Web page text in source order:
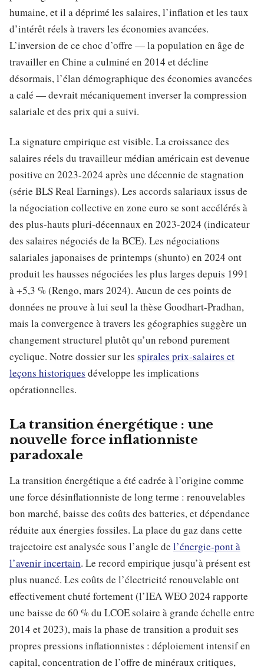
humaine, et il a déprimé les salaires, l’inflation et les taux
d’intérêt réels à travers les économies avancées.
L’inversion de ce choc d’offre — la population en âge de
travailler en Chine a culminé en 2014 et décline
désormais, l’élan démographique des économies avancées
a calé — devrait mécaniquement inverser la compression
salariale et des prix qui a suivi.
La signature empirique est visible. La croissance des
salaires réels du travailleur médian américain est devenue
positive en 2023-2024 après une décennie de stagnation
(série BLS Real Earnings). Les accords salariaux issus de
la négociation collective en zone euro se sont accélérés à
des plus-hauts pluri-décennaux en 2023-2024 (indicateur
des salaires négociés de la BCE). Les négociations
salariales japonaises de printemps (shunto) en 2024 ont
produit les hausses négociées les plus larges depuis 1991
à +5,3 % (Rengo, mars 2024). Aucun de ces points de
données ne prouve à lui seul la thèse Goodhart-Pradhan,
mais la convergence à travers les géographies suggère un
changement structurel plutôt qu’un rebond purement
cyclique. Notre dossier sur les spirales prix-salaires et
leçons historiques développe les implications
opérationnelles.
La transition énergétique : une
nouvelle force inflationniste
paradoxale
La transition énergétique a été cadrée à l’origine comme
une force désinflationniste de long terme : renouvelables
bon marché, baisse des coûts des batteries, et dépendance
réduite aux énergies fossiles. La place du gaz dans cette
trajectoire est analysée sous l’angle de l’énergie-pont à
l’avenir incertain. Le record empirique jusqu’à présent est
plus nuancé. Les coûts de l’électricité renouvelable ont
effectivement chuté fortement (l’IEA WEO 2024 rapporte
une baisse de 60 % du LCOE solaire à grande échelle entre
2014 et 2023), mais la phase de transition a produit ses
propres pressions inflationnistes : déploiement intensif en
capital, concentration de l’offre de minéraux critiques,